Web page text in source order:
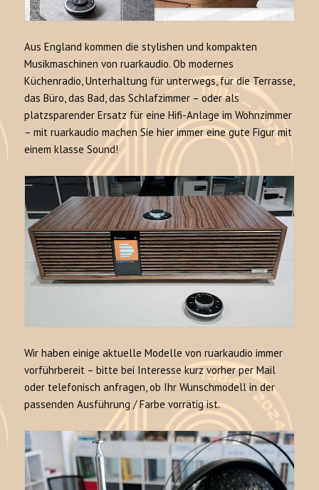
Aus England kommen die stylishen und kompakten
Musikmaschinen von ruarkaudio. Ob modernes
Küchenradio, Unterhaltung für unterwegs, für die Terrasse,
das Büro, das Bad, das Schlafzimmer – oder als
platzsparender Ersatz für eine Hifi-Anlage im Wohnzimmer
– mit ruarkaudio machen Sie hier immer eine gute Figur mit
einem klasse Sound!
Wir haben einige aktuelle Modelle von ruarkaudio immer
vorführbereit – bitte bei Interesse kurz vorher per Mail
oder telefonisch anfragen, ob Ihr Wunschmodell in der
passenden Ausführung / Farbe vorrätig ist.